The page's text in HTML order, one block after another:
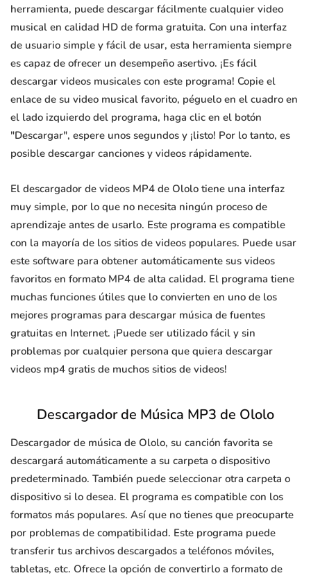
herramienta, puede descargar fácilmente cualquier video
musical en calidad HD de forma gratuita. Con una interfaz
de usuario simple y fácil de usar, esta herramienta siempre
es capaz de ofrecer un desempeño asertivo. ¡Es fácil
descargar videos musicales con este programa! Copie el
enlace de su video musical favorito, péguelo en el cuadro en
el lado izquierdo del programa, haga clic en el botón
"Descargar", espere unos segundos y ¡listo! Por lo tanto, es
posible descargar canciones y videos rápidamente.
El descargador de videos MP4 de Ololo tiene una interfaz
muy simple, por lo que no necesita ningún proceso de
aprendizaje antes de usarlo. Este programa es compatible
con la mayoría de los sitios de videos populares. Puede usar
este software para obtener automáticamente sus videos
favoritos en formato MP4 de alta calidad. El programa tiene
muchas funciones útiles que lo convierten en uno de los
mejores programas para descargar música de fuentes
gratuitas en Internet. ¡Puede ser utilizado fácil y sin
problemas por cualquier persona que quiera descargar
videos mp4 gratis de muchos sitios de videos!
Descargador de Música MP3 de Ololo
Descargador de música de Ololo, su canción favorita se
descargará automáticamente a su carpeta o dispositivo
predeterminado. También puede seleccionar otra carpeta o
dispositivo si lo desea. El programa es compatible con los
formatos más populares. Así que no tienes que preocuparte
por problemas de compatibilidad. Este programa puede
transferir tus archivos descargados a teléfonos móviles,
tabletas, etc. Ofrece la opción de convertirlo a formato de